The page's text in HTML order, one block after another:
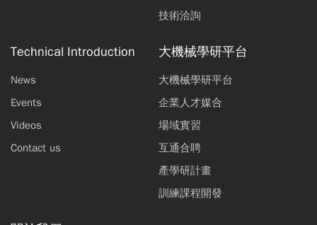
技術洽詢
Technical Introduction
News
Events
Videos
Contact us
大機械學研平台
大機械學研平台
企業人才媒合
場域實習
互通合聘
產學研計畫
訓練課程開發